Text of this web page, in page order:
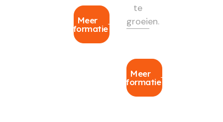
Meer
informatie
te
groeien.
Meer
informatie